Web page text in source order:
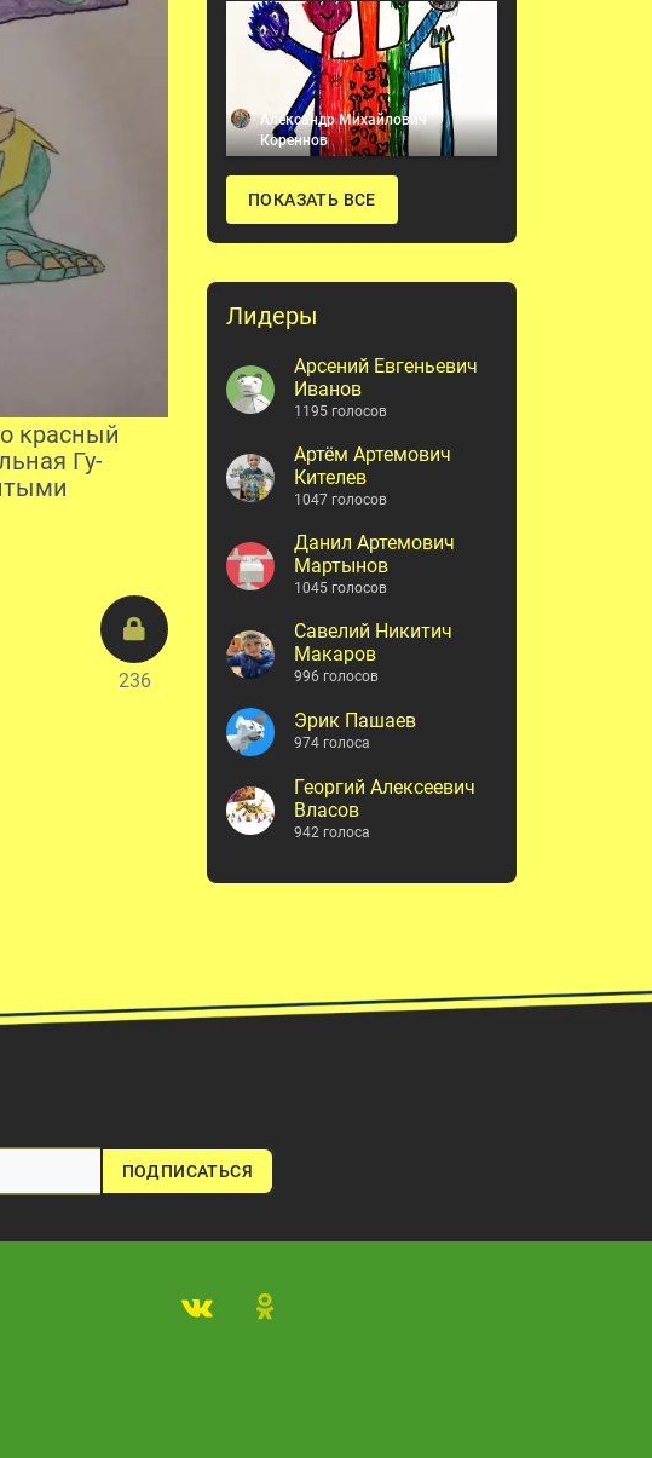
красный
Гу-
236
Александр Михайлович
Кореннов
ПОКАЗАТЬ ВСЕ
Лидеры
Арсений Евгеньевич
Иванов
1195 голосов
Артём Артемович
Кителев
1047 голосов
Данил Артемович
Мартынов
1045 голосов
Савелий Никитич
Макаров
996 голосов
Эрик Пашаев
974 голоса
Георгий Алексеевич
Власов
942 голоса
ПОДПИСАТЬСЯ